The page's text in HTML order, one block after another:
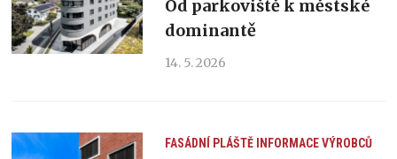
Od parkoviště k městské
dominantě
14. 5. 2026
FASÁDNÍ PLÁŠTĚ INFORMACE VÝROBCŮ